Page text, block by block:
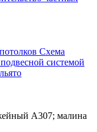
Схема
системой
А307; малина